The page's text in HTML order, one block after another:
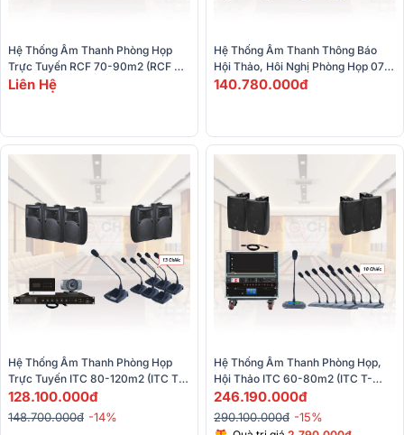
Hệ Thống Âm Thanh Phòng Họp
Trực Tuyến RCF 70-90m2 (RCF
MR 40T, MMS 3405P, MMS
Liên Hệ
Hệ Thống Âm Thanh Thông Báo
Hội Thảo, Hôi Nghị Phòng Họp 07
(ITC T-208, T-120DTB,...)
140.780.000đ
Hệ Thống Âm Thanh Phòng Họp
Trực Tuyến ITC 80-120m2 (ITC TF-
0502, ITC TF-A0502,...)
128.100.000đ
148.700.000đ -14%
Hệ Thống Âm Thanh Phòng Họp,
Hội Thảo ITC 60-80m2 (ITC T-
776H, TF-M03300, TS-0309, T-
240DTB,…)
246.190.000đ
290.100.000đ -15%